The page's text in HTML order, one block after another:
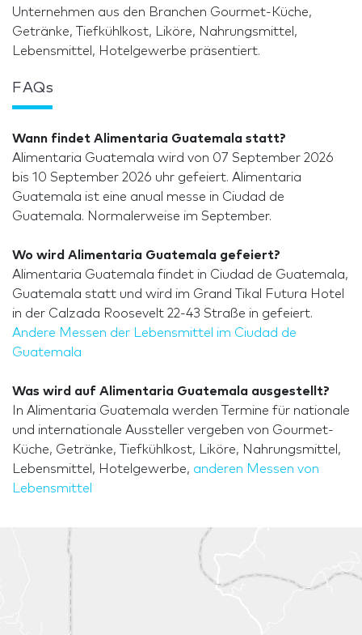
Unternehmen aus den Branchen Gourmet-Küche,
Getränke, Tiefkühlkost, Liköre, Nahrungsmittel,
Lebensmittel, Hotelgewerbe präsentiert.
FAQs
Wann findet Alimentaria Guatemala statt?
Alimentaria Guatemala wird von 07 September 2026
bis 10 September 2026 uhr gefeiert. Alimentaria
Guatemala ist eine anual messe in Ciudad de
Guatemala. Normalerweise im September.
Wo wird Alimentaria Guatemala gefeiert?
Alimentaria Guatemala findet in Ciudad de Guatemala,
Guatemala statt und wird im Grand Tikal Futura Hotel
in der Calzada Roosevelt 22-43 Straße in gefeiert.
Andere Messen der Lebensmittel im Ciudad de
Guatemala
Was wird auf Alimentaria Guatemala ausgestellt?
In Alimentaria Guatemala werden Termine für nationale
und internationale Aussteller vergeben von Gourmet-
Küche, Getränke, Tiefkühlkost, Liköre, Nahrungsmittel,
Lebensmittel, Hotelgewerbe, anderen Messen von
Lebensmittel